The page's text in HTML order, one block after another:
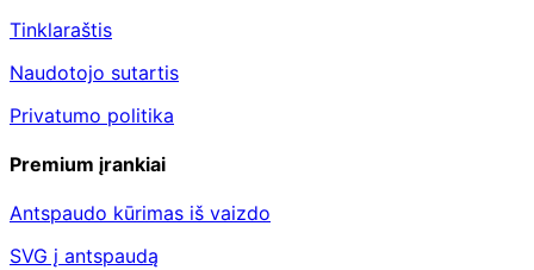
Tinklaraštis
Naudotojo sutartis
Privatumo politika
Premium įrankiai
Antspaudo kūrimas iš vaizdo
SVG į antspaudą